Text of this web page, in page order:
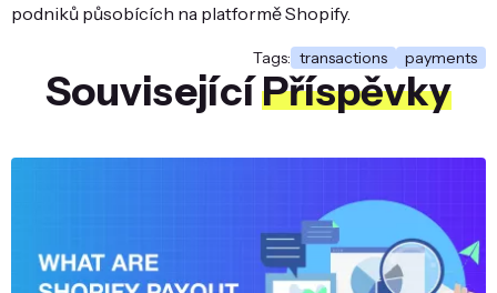
podniků působících na platformě Shopify.
Tags: transactions payments
SouvisejícíPříspěvky